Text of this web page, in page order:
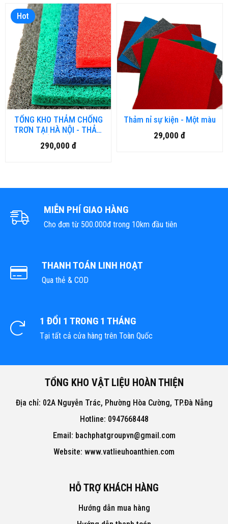
Hot
TỔNG KHO THẢM CHỐNG
TRƠN TẠI HÀ NỘI - THẢM
NHỤA RỐI, THẢM NHƯA
LƯỚI, THẢM 3D
290,000 đ
Thảm nỉ sự kiện - Một màu
29,000 đ
MIỄN PHÍ GIAO HÀNG
Cho đơn từ 500.000đ trong 10km đầu tiên
THANH TOÁN LINH HOẠT
Qua thẻ & COD
1 ĐỔI 1 TRONG 1 THÁNG
Tại tất cả cửa hàng trên Toàn Quốc
TỔNG KHO VẬT LIỆU HOÀN THIỆN
Địa chỉ: 02A Nguyễn Trác, Phường Hòa Cường, TP.Đà Nẵng
Hotline: 0947668448
Email: bachphatgroupvn@gmail.com
Website: www.vatlieuhoanthien.com
HỖ TRỢ KHÁCH HÀNG
Hướng dẫn mua hàng